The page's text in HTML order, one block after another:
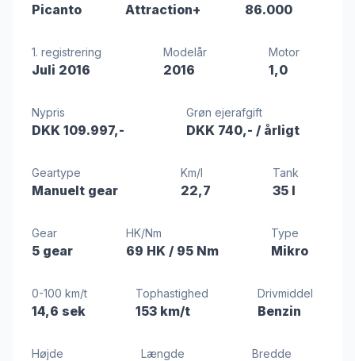
Picanto Attraction+ 86.000
1. registrering
Juli 2016
Modelår
2016
Motor
1,0
Nypris
DKK 109.997,-
Grøn ejerafgift
DKK 740,- / årligt
Geartype
Manuelt gear
Km/l
22,7
Tank
35 l
Gear
5 gear
HK/Nm
69 HK / 95 Nm
Type
Mikro
0-100 km/t
14,6 sek
Tophastighed
153 km/t
Drivmiddel
Benzin
Højde Længde Bredde